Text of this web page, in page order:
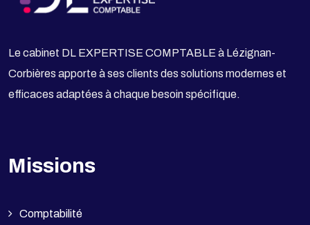
Le cabinet DL EXPERTISE COMPTABLE à Lézignan-
Corbières apporte à ses clients des solutions modernes et
efficaces adaptées à chaque besoin spécifique.
Missions
Comptabilité